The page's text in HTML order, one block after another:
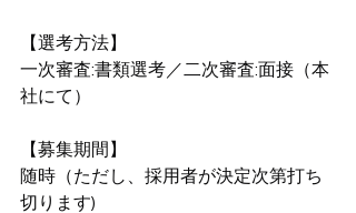
【選考方法】
一次審査:書類選考／二次審査:面接（本
社にて）
【募集期間】
随時（ただし、採用者が決定次第打ち
切ります)